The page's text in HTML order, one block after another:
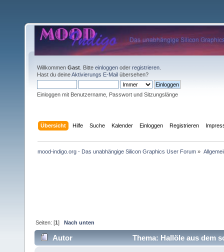
Willkommen Gast . Bitte einloggen oder registrieren
Hast du deineAktivierungs E-Mail übersehen?
Einloggen mit Benutzername, Passwort und Sitzungslänge
Übersicht Hilfe Suche Kalender Einloggen Registrieren
mood-indigo.org - Das unabhängige Silicon Graphics User Forum »
Seiten: [1]Nach unten
Autor Thema: Hallöle aus dem